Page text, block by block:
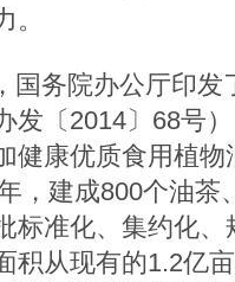
国务院办公厅印发
发〔2014〕68号
健康优质食用植
，建成800个油茶
标准化、集约化
积从现有的1.2亿